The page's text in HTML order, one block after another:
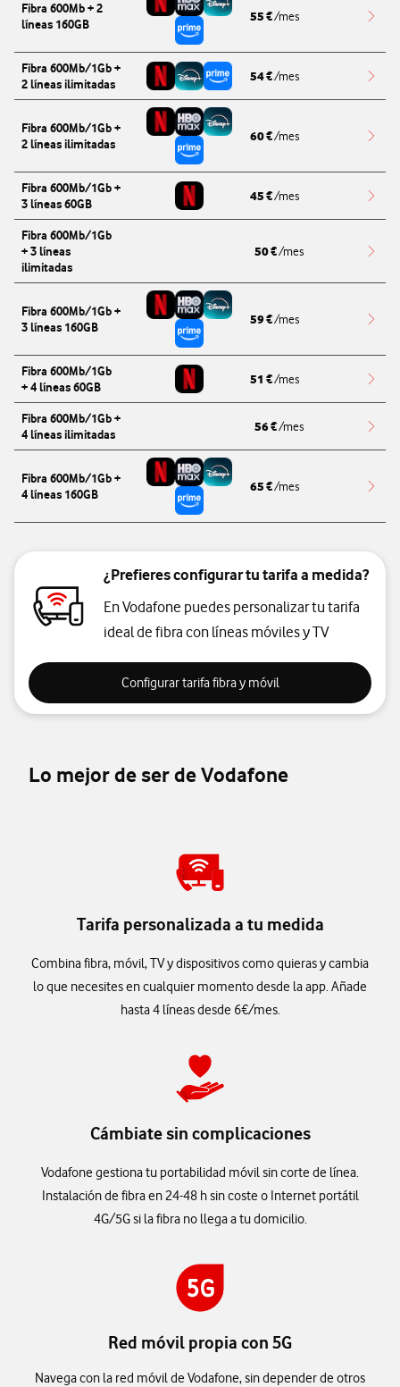
Fibra 600Mb + 2
líneas 160GB
55€/mes
Fibra 600Mb/1Gb +
2 líneas ilimitadas
54€/mes
Fibra 600Mb/1Gb +
2 líneas ilimitadas
60€/mes
Fibra 600Mb/1Gb +
3 líneas 60GB
45€/mes
Fibra 600Mb/1Gb
+ 3 líneas
ilimitadas
50€/mes
Fibra 600Mb/1Gb +
3 líneas 160GB
59€/mes
Fibra 600Mb/1Gb
+ 4 líneas 60GB
51 €/mes
Fibra 600Mb/1Gb +
4 líneas ilimitadas
56€/mes
Fibra 600Mb/1Gb +
4 líneas 160GB
65€/mes
¿Prefieres configurar tu tarifa a medida?
En Vodafone puedes personalizar tu tarifa
ideal de fibra con líneas móviles y TV
Configurar tarifa fibra y móvilConfigurar tarifa y
Lo mejor de ser de Vodafone
Tarifa personalizada a tu medida
Combina fibra, móvil, TV y dispositivos como quieras y cambia
lo que necesites en cualquier momento desde la app. Añade
hasta 4 líneas desde 6€/mes.
Cámbiate sin complicaciones
Vodafone gestiona tu portabilidad móvil sin corte de línea.
Instalación de fibra en 24-48 h sin coste o Internet portátil
4G/5G si la fibra no llega a tu domicilio.
Red móvil propia con 5G
Navega con la red móvil de Vodafone, sin depender de otros